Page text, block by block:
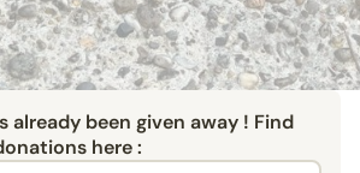
already been given away ! Find
here :